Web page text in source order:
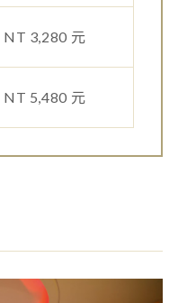
NT 3,280 元
NT 5,480 元